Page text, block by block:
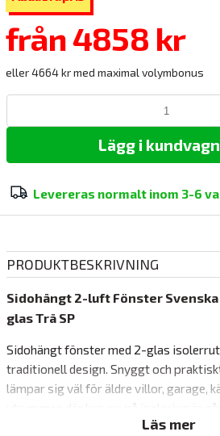
från4858 kr
eller 4664 kr med maximal volymbonus
Lägg i
Levereras normalt inom 3-6
PRODUKTBESKRIVNING
Sidohängt 2-luft Fönster
glas Trä SP
Sidohängt fönster med 2-glas
traditionell design. Snyggt och
lämpar sig väl för äldre villor, garage,
har enkelbåge, kan inte delas och
Läs mer